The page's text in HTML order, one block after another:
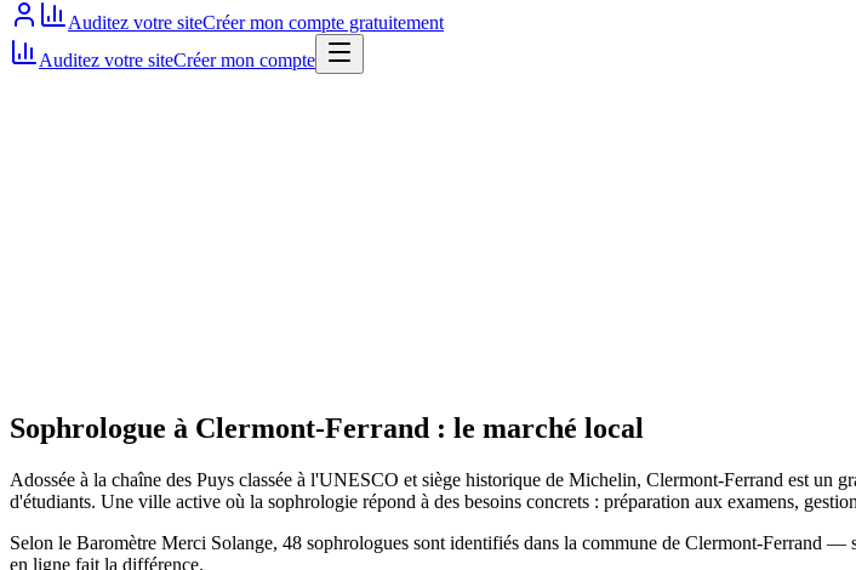
Auditez votre siteCréer mon compte gratuitement
Auditez votre siteCréer mon compte
Sophrologue à Clermont-Ferrand : le marché local
Adossée à la chaîne des Puys classée à l'UNESCO et siège historique de Michelin, Clermont-Ferrand est
d'étudiants. Une ville active où la sophrologie répond à des besoins concrets : préparation aux examens,
Selon le Baromètre Merci Solange, 48 sophrologues sont identifiés dans la commune de Clermont-Ferrand
en ligne fait la différence.